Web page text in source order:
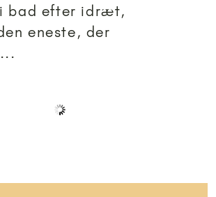
bad efter idræt,
eneste, der
anbefalet til 15+